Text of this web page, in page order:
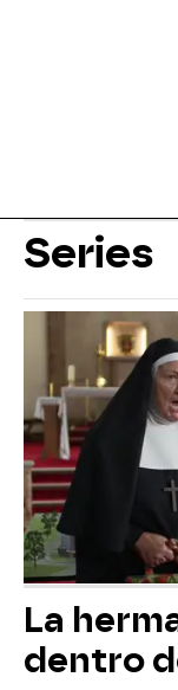
Series
La
dentro